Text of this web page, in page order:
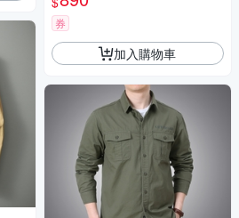
券
加入購物車